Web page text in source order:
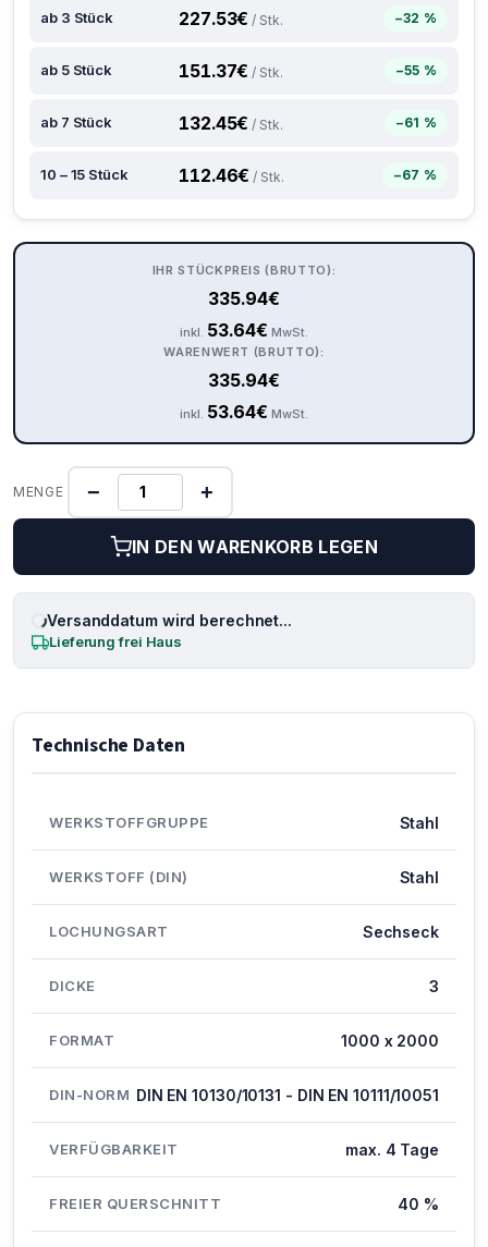
ab 3 Stück 227.53€ / Stk. −32 %
ab 5 Stück 151.37€ / Stk. −55 %
ab 7 Stück 132.45€ / Stk. −61 %
10 – 15 Stück 112.46€ / Stk. −67 %
IHR STÜCKPREIS (BRUTTO):
335.94€
inkl. 53.64€ MwSt.
WARENWERT (BRUTTO):
335.94€
inkl. 53.64€ MwSt.
MENGE − +
IN DEN WARENKORB LEGEN
Versanddatum wird berechnet...
Lieferung frei Haus
Technische Daten
WERKSTOFFGRUPPE Stahl
WERKSTOFF (DIN) Stahl
LOCHUNGSART Sechseck
DICKE 3
FORMAT 1000 x 2000
DIN-NORM DIN EN 10130/10131 - DIN EN 10111/10051
VERFÜGBARKEIT max. 4 Tage
FREIER QUERSCHNITT 40 %